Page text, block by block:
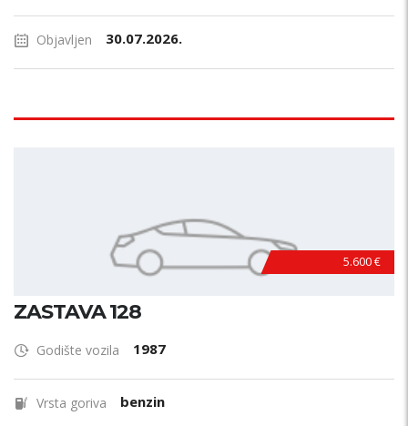
Objavljen 30.07.2026.
5.600 €
ZASTAVA 128
Godište vozila 1987
Vrsta goriva benzin